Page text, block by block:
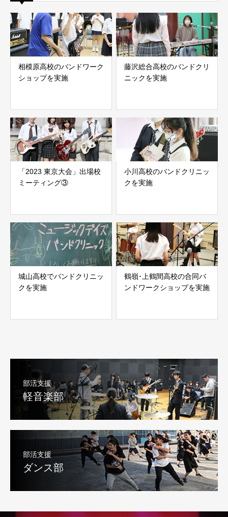
相模原高校のバンドワーク
ショップを実施
藤沢総合高校のバンドクリ
ニックを実施
「2023 東京大会」出場校
ミーティング③
小川高校のバンドクリニッ
クを実施
城山高校でバンドクリニッ
クを実施
鶴嶺･上鶴間高校の合同バ
ンドワークショップを実施
部活支援
軽音楽部
部活支援
ダンス部